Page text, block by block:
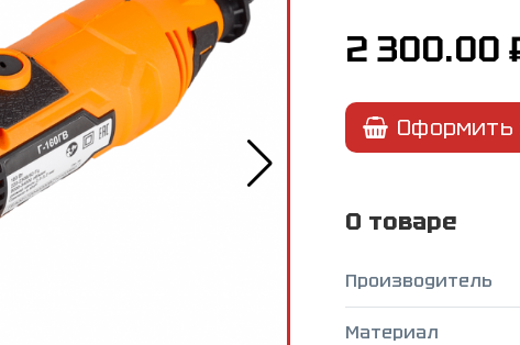
2 300.00
Оформить
О товаре
Производитель
Материал